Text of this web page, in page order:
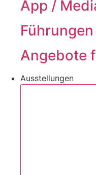
App /
Führungen
Angebote
Ausstellungen